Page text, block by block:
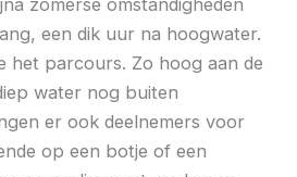
zomerse omstandigheden
een dik uur na hoogwater.
het parcours. Zo hoog aan de
water nog buiten
er ook deelnemers voor
op een botje of een